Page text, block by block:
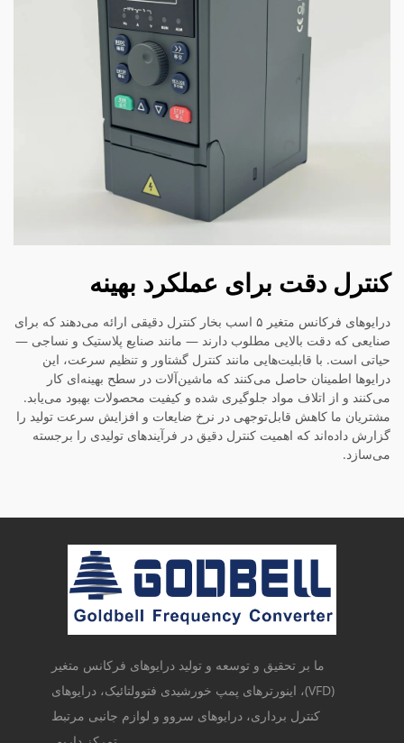
کنترل دقت برای عملکرد بهینه
درایوهای فرکانس متغیر ۵ اسب بخار کنترل دقیقی ارائه می‌دهند که برای
صنایعی که دقت بالایی مطلوب دارند — مانند صنایع پلاستیک و نساجی —
حیاتی است. با قابلیت‌هایی مانند کنترل گشتاور و تنظیم سرعت، این
درایوها اطمینان حاصل می‌کنند که ماشین‌آلات در سطح بهینه‌ای کار
می‌کنند و از اتلاف مواد جلوگیری شده و کیفیت محصولات بهبود می‌یابد.
مشتریان ما کاهش قابل‌توجهی در نرخ ضایعات و افزایش سرعت تولید را
گزارش داده‌اند که اهمیت کنترل دقیق در فرآیندهای تولیدی را برجسته
می‌سازد.
ما بر تحقیق و توسعه و تولید درایوهای فرکانس متغیر
(VFD)، اینورترهای پمپ خورشیدی فتوولتائیک، درایوهای
کنترل برداری، درایوهای سروو و لوازم جانبی مرتبط